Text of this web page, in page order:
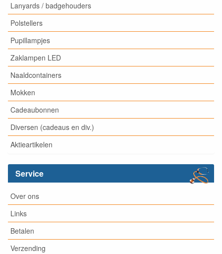
Lanyards / badgehouders
Polstellers
Pupillampjes
Zaklampen LED
Naaldcontainers
Mokken
Cadeaubonnen
Diversen (cadeaus en div.)
Aktieartikelen
Service
Over ons
Links
Betalen
Verzending